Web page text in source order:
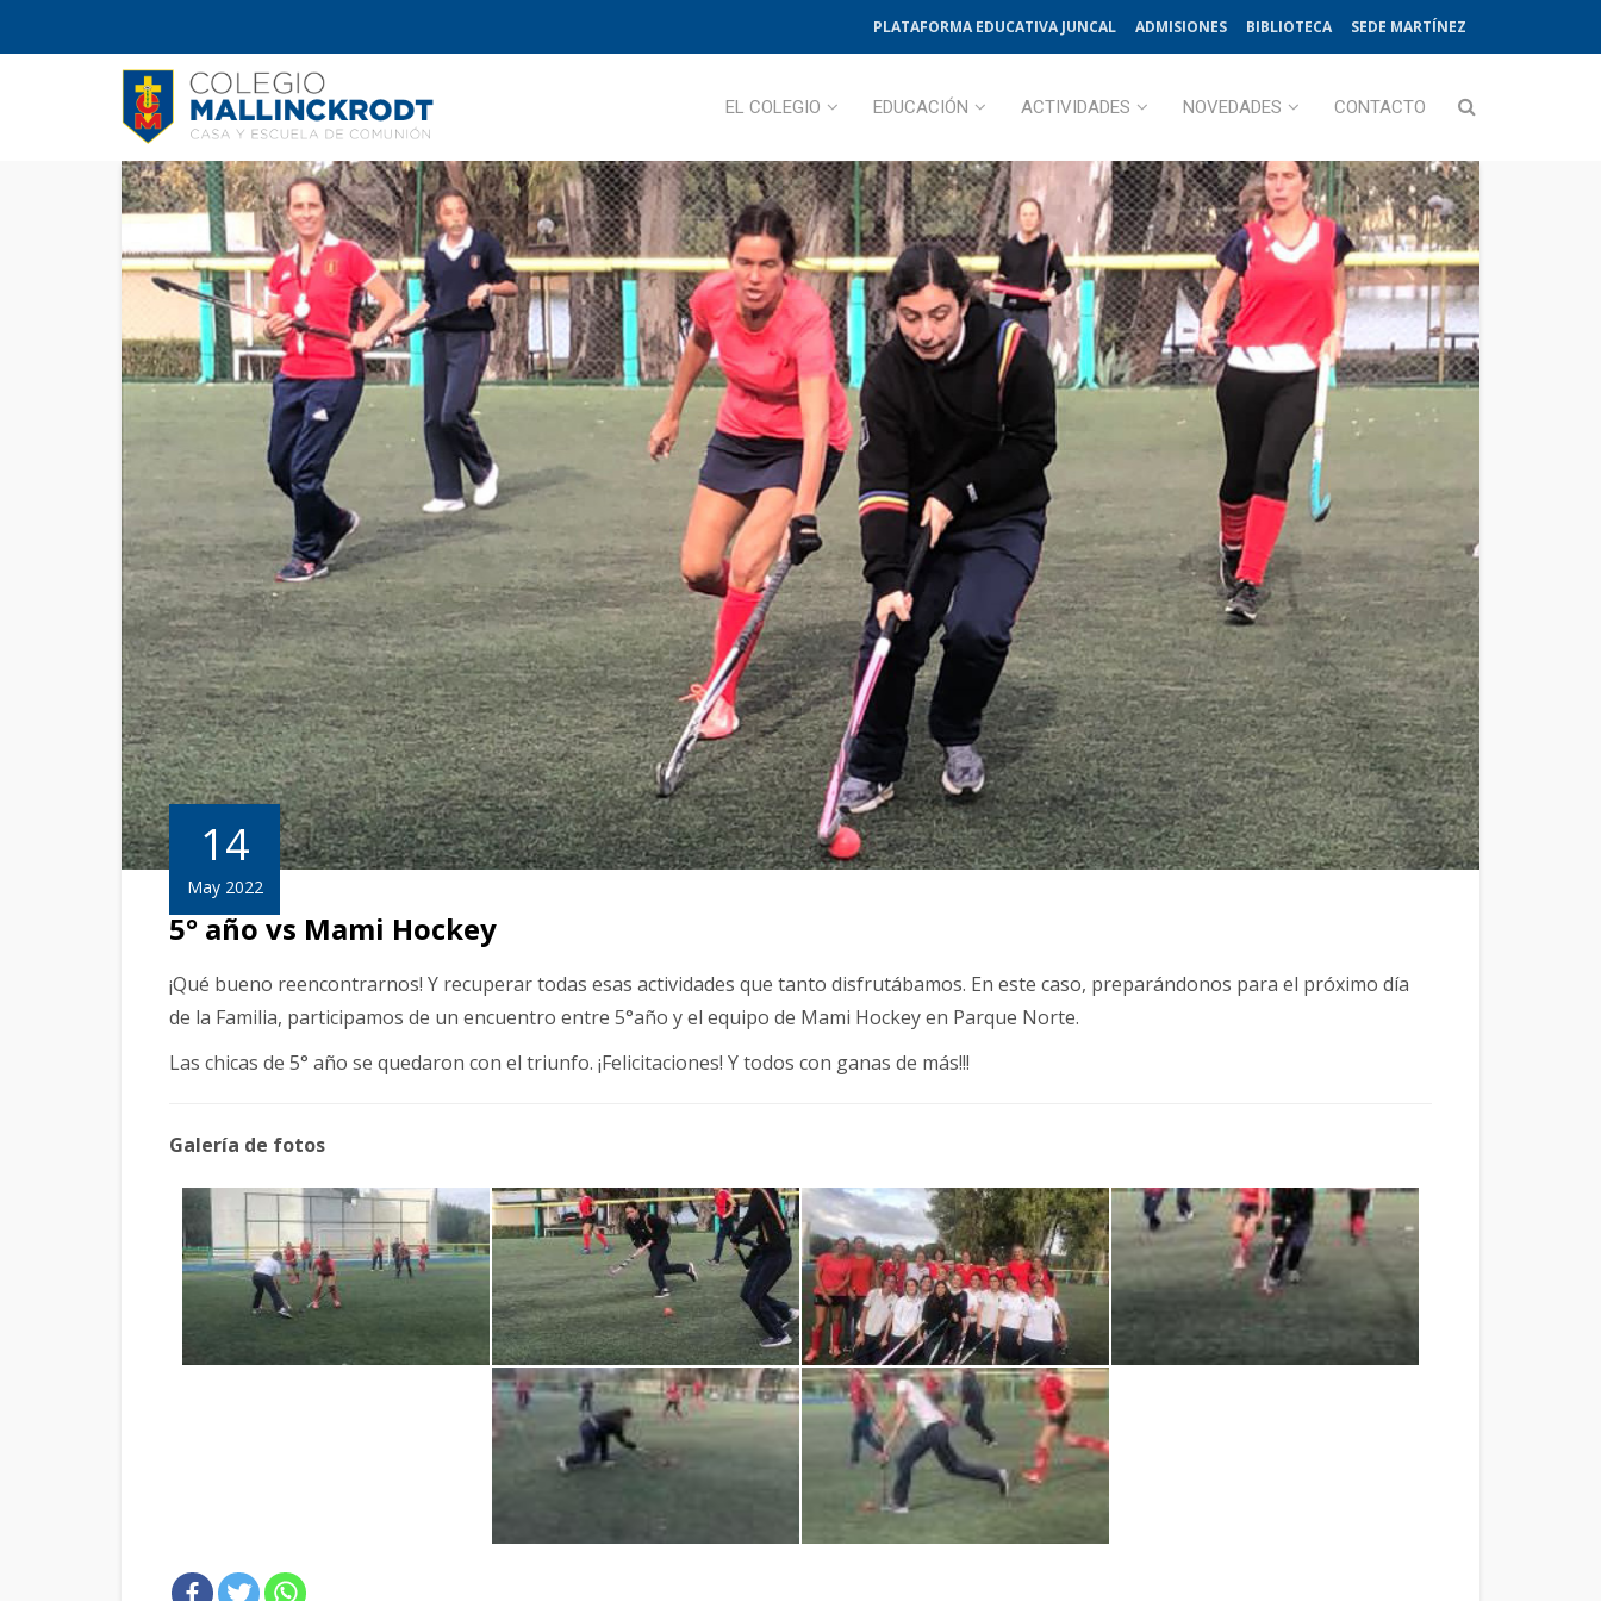
PLATAFORMA EDUCATIVA JUNCAL ADMISIONES BIBLIOTECA SEDE MARTÍNEZ
EL COLEGIO EDUCACIÓN ACTIVIDADES NOVEDADES CONTACTO
14
May 2022
5° año vs Mami Hockey
¡Qué bueno reencontrarnos! Y recuperar todas esas actividades que tanto disfrutábamos. En este caso, preparándonos para el próximo día
de la Familia, participamos de un encuentro entre 5°año y el equipo de Mami Hockey en Parque Norte.
Las chicas de 5° año se quedaron con el triunfo. ¡Felicitaciones! Y todos con ganas de más!!!
Galería de fotos